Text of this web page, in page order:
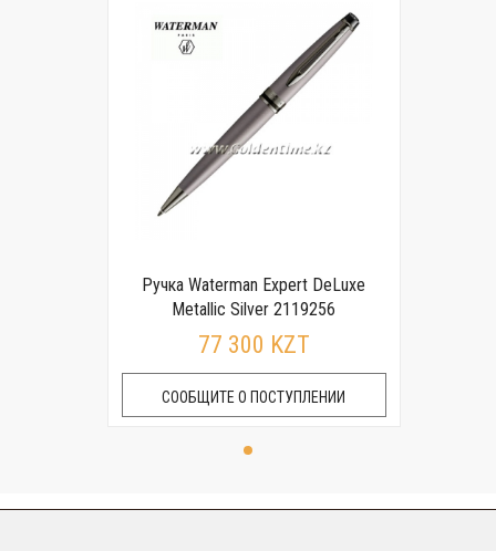
Ручка Waterman Expert DeLuxe
Metallic Silver 2119256
77 300 KZT
СООБЩИТЕ О ПОСТУПЛЕНИИ